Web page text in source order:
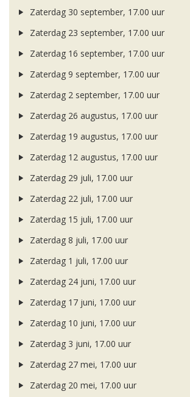
Zaterdag 30 september, 17.00 uur
Zaterdag 23 september, 17.00 uur
Zaterdag 16 september, 17.00 uur
Zaterdag 9 september, 17.00 uur
Zaterdag 2 september, 17.00 uur
Zaterdag 26 augustus, 17.00 uur
Zaterdag 19 augustus, 17.00 uur
Zaterdag 12 augustus, 17.00 uur
Zaterdag 29 juli, 17.00 uur
Zaterdag 22 juli, 17.00 uur
Zaterdag 15 juli, 17.00 uur
Zaterdag 8 juli, 17.00 uur
Zaterdag 1 juli, 17.00 uur
Zaterdag 24 juni, 17.00 uur
Zaterdag 17 juni, 17.00 uur
Zaterdag 10 juni, 17.00 uur
Zaterdag 3 juni, 17.00 uur
Zaterdag 27 mei, 17.00 uur
Zaterdag 20 mei, 17.00 uur